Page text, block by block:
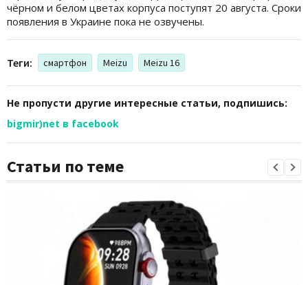
чёрном и белом цветах корпуса поступят 20 августа. Сроки
появления в Украине пока не озвучены.
Теги: смартфон Meizu Meizu 16
Не пропусти другие интересные статьи, подпишись:
bigmir)net в facebook
Статьи по теме